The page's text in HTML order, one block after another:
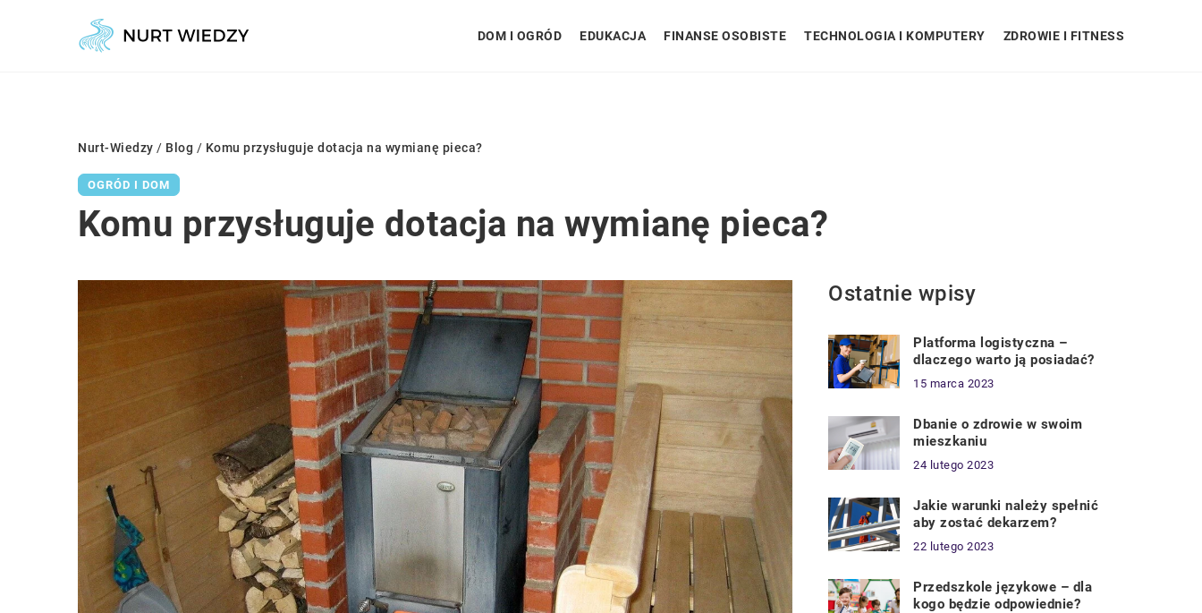
DOM I OGRÓD EDUKACJA FINANSE OSOBISTE TECHNOLOGIA I KOMPUTERY ZDROWIE I FITNESS
Nurt-Wiedzy / Blog / Komu przysługuje dotacja na wymianę pieca?
OGRÓD I DOM
Komu przysługuje dotacja na wymianę pieca?
Ostatnie wpisy
Platforma logistyczna –
dlaczego warto ją posiadać?
15 marca 2023
Dbanie o zdrowie w swoim
mieszkaniu
24 lutego 2023
Jakie warunki należy spełnić
aby zostać dekarzem?
22 lutego 2023
Przedszkole językowe – dla
kogo będzie odpowiednie?